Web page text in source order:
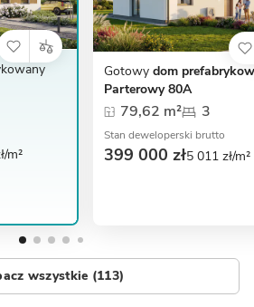
m²
Gotowy dom
Parterowy 80A
79,62 m² 3
Stan deweloperski brutto
399 000 zł5 011 zł/m²
wszystkie (113)